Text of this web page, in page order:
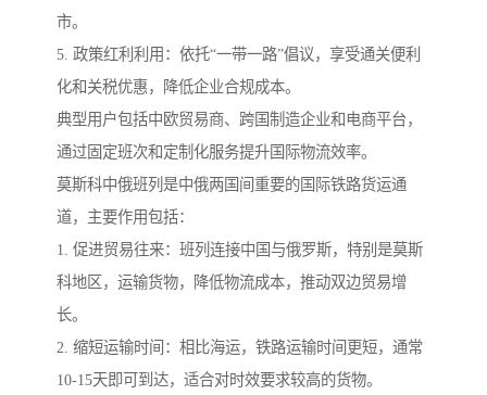
市。
5. 政策红利利用：依托“一带一路”倡议，享受通关便利
化和关税优惠，降低企业合规成本。
典型用户包括中欧贸易商、跨国制造企业和电商平台，
通过固定班次和定制化服务提升国际物流效率。
莫斯科中俄班列是中俄两国间重要的国际铁路货运通
道，主要作用包括：
1. 促进贸易往来：班列连接中国与俄罗斯，特别是莫斯
科地区，运输货物，降低物流成本，推动双边贸易增
长。
2. 缩短运输时间：相比海运，铁路运输时间更短，通常
10-15天即可到达，适合对时效要求较高的货物。